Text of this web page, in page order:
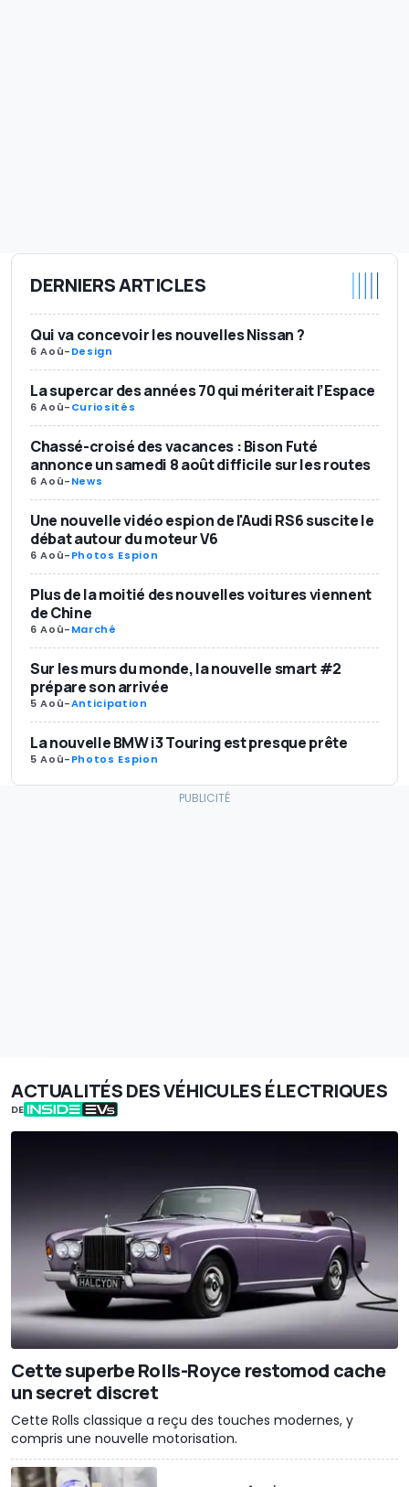
DERNIERS ARTICLES
Qui va concevoir les nouvelles Nissan ?
6 Aoû-Design
La supercar des années 70 qui mériterait l’Espace
6 Aoû-Curiosités
Chassé-croisé des vacances : Bison Futé
annonce un samedi 8 août difficile sur les routes
6 Aoû-News
Une nouvelle vidéo espion de l'Audi RS6 suscite le
débat autour du moteur V6
6 Aoû-Photos Espion
Plus de la moitié des nouvelles voitures viennent
de Chine
6 Aoû-Marché
Sur les murs du monde, la nouvelle smart #2
prépare son arrivée
5 Aoû-Anticipation
La nouvelle BMW i3 Touring est presque prête
5 Aoû-Photos Espion
ACTUALITÉS DES VÉHICULES ÉLECTRIQUES
DE
Cette superbe Rolls-Royce restomod cache
un secret discret
Cette Rolls classique a reçu des touches modernes, y
compris une nouvelle motorisation.